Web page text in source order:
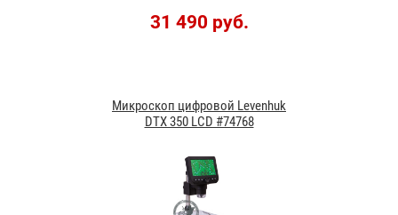
31 490 руб.
Микроскоп цифровой Levenhuk
DTX 350 LCD #74768